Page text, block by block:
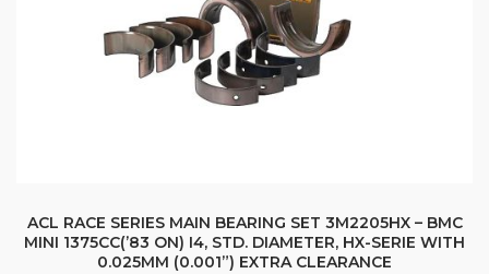
ACL RACE SERIES MAIN BEARING SET 3M2205HX – BMC
MINI 1375CC(’83 ON) I4, STD. DIAMETER, HX-SERIE WITH
0.025MM (0.001”) EXTRA CLEARANCE